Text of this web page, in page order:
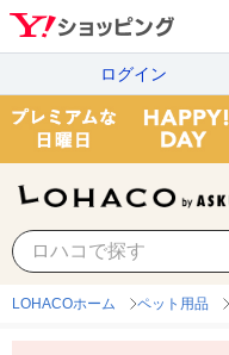
ログイン
LOHACOホーム ペット用品